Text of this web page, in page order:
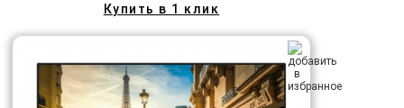
Купить в 1 клик